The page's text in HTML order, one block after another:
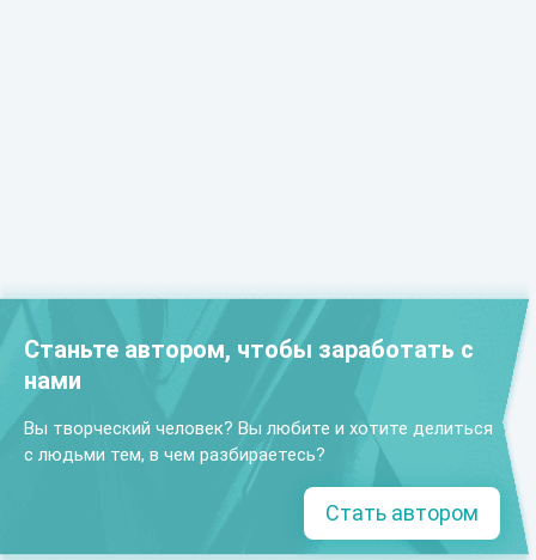
Станьте автором, чтобы заработать с
нами
Вы творческий человек? Вы любите и хотите делиться
с людьми тем, в чем разбираетесь?
Стать автором